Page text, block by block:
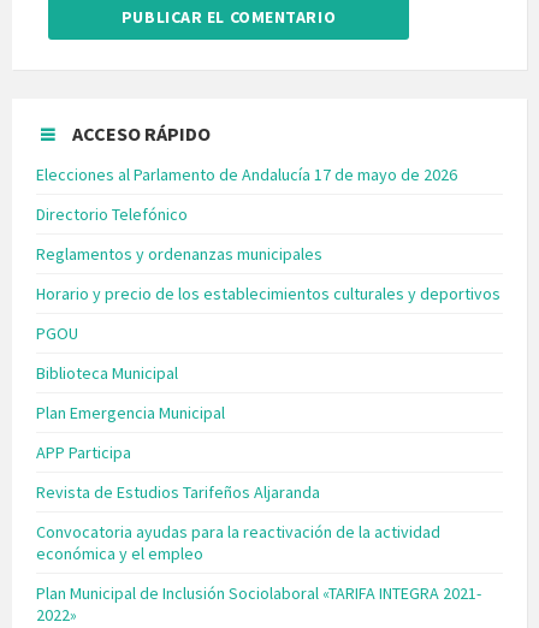
ACCESO RÁPIDO
Elecciones al Parlamento de Andalucía 17 de mayo de 2026
Directorio Telefónico
Reglamentos y ordenanzas municipales
Horario y precio de los establecimientos culturales y deportivos
PGOU
Biblioteca Municipal
Plan Emergencia Municipal
APP Participa
Revista de Estudios Tarifeños Aljaranda
Convocatoria ayudas para la reactivación de la actividad
económica y el empleo
Plan Municipal de Inclusión Sociolaboral «TARIFA INTEGRA 2021-
2022»